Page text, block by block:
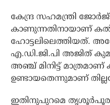
കേന്ദ്ര സഹമന്ത്രി
കാണുന്നതിനായാണ്
ഹോട്ടലിലെത്തിയത്.
എ.ഡി.ജി.പി അജിത്
അഞ്ച് മിനിട്ട് മാത്രമാണ്
ഉണ്ടായതെന്നുമാണ്
ഇതിനുപുറമെ